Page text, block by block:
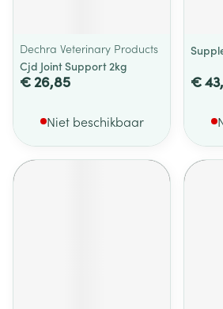
Dechra Veterinary Products
Cjd Joint Support 2kg
€ 26,85
Niet beschikbaar
€